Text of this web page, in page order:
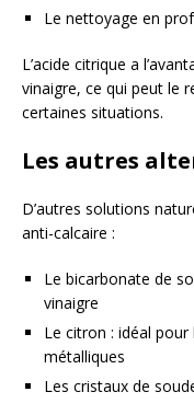
Le nettoyage en
L’acide citrique a
vinaigre, ce qui peut le
certaines situations.
Les autres
D’autres solutions
anti-calcaire :
Le bicarbonate de
vinaigre
Le citron : idéal
métalliques
Les cristaux de